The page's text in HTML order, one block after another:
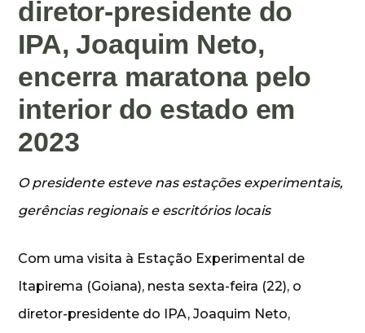
diretor-presidente do
IPA, Joaquim Neto,
encerra maratona pelo
interior do estado em
2023
O presidente esteve nas estações experimentais,
gerências regionais e escritórios locais
Com uma visita à Estação Experimental de
Itapirema (Goiana), nesta sexta-feira (22), o
diretor-presidente do IPA, Joaquim Neto,